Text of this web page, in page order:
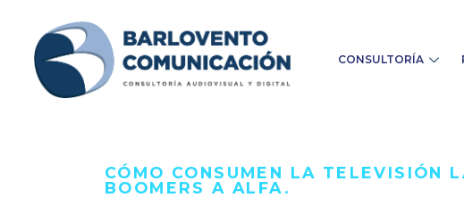
CONSULTORÍA
CÓMO CONSUMEN LA TELEVISIÓN
BOOMERS A ALFA.